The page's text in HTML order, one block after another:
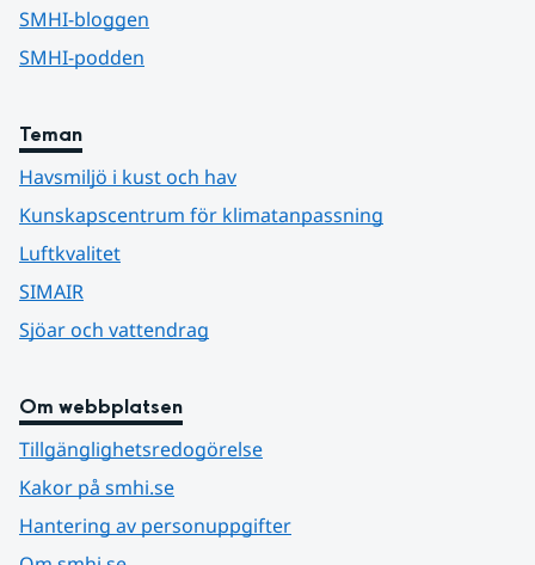
SMHI-bloggen
SMHI-podden
Teman
Havsmiljö i kust och hav
Kunskapscentrum för klimatanpassning
Luftkvalitet
SIMAIR
Sjöar och vattendrag
Om webbplatsen
Tillgänglighetsredogörelse
Kakor på smhi.se
Hantering av personuppgifter